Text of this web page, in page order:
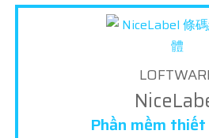
Phần mềm